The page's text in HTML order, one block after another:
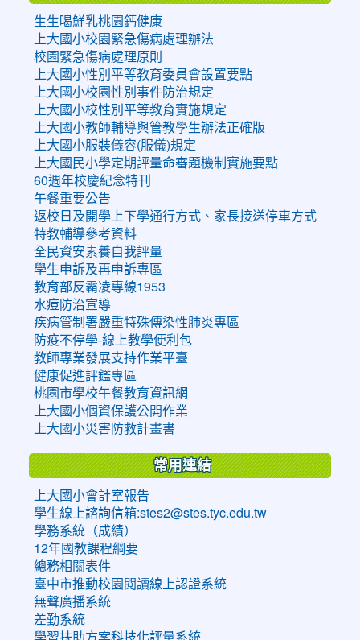
生生喝鮮乳桃園鈣健康
上大國小校園緊急傷病處理辦法
校園緊急傷病處理原則
上大國小性別平等教育委員會設置要點
上大國小校園性別事件防治規定
上大國小校性別平等教育實施規定
上大國小教師輔導與管教學生辦法正確版
上大國小服裝儀容(服儀)規定
上大國民小學定期評量命審題機制實施要點
60週年校慶紀念特刊
午餐重要公告
返校日及開學上下學通行方式、家長接送停車方式
特教輔導參考資料
全民資安素養自我評量
學生申訴及再申訴專區
教育部反霸凌專線1953
水痘防治宣導
疾病管制署嚴重特殊傳染性肺炎專區
防疫不停學-線上教學便利包
教師專業發展支持作業平臺
健康促進評鑑專區
桃園市學校午餐教育資訊網
上大國小個資保護公開作業
上大國小災害防救計畫書
常用連結
上大國小會計室報告
學生線上諮詢信箱:stes2@stes.tyc.edu.tw
學務系統（成績）
12年國教課程綱要
總務相關表件
臺中市推動校園閱讀線上認證系統
無聲廣播系統
差勤系統
學習扶助方案科技化評量系統